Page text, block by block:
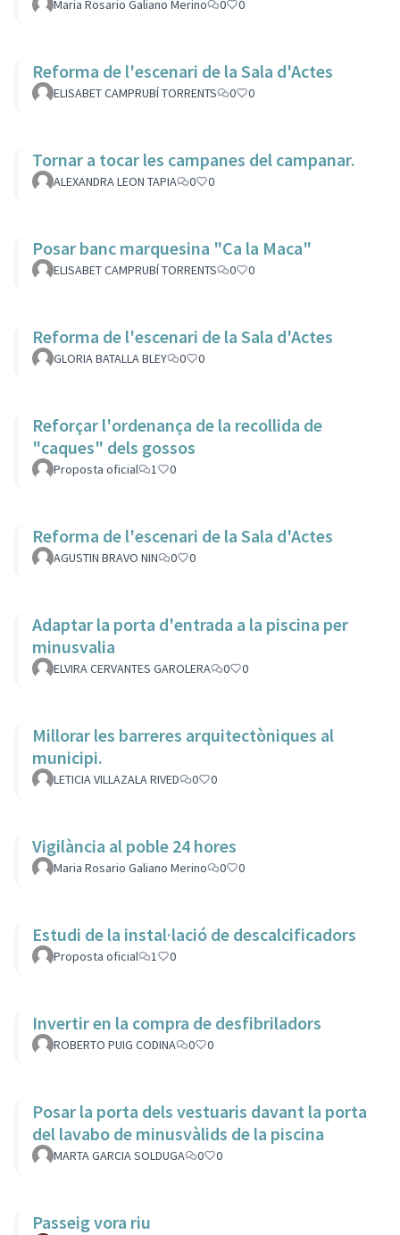
Maria Rosario Galiano Merino 0 0
Reforma de l'escenari de la Sala d'Actes
ELISABET CAMPRUBÍ TORRENTS 0 0
Tornar a tocar les campanes del campanar.
ALEXANDRA LEON TAPIA 0 0
Posar banc marquesina "Ca la Maca"
ELISABET CAMPRUBÍ TORRENTS 0 0
Reforma de l'escenari de la Sala d'Actes
GLORIA BATALLA BLEY 0 0
Reforçar l'ordenança de la recollida de
"caques" dels gossos
Proposta oficial 1 0
Reforma de l'escenari de la Sala d'Actes
AGUSTIN BRAVO NIN 0 0
Adaptar la porta d'entrada a la piscina per
minusvalia
ELVIRA CERVANTES GAROLERA 0 0
Millorar les barreres arquitectòniques al
municipi.
LETICIA VILLAZALA RIVED 0 0
Vigilància al poble 24 hores
Maria Rosario Galiano Merino 0 0
Estudi de la instal·lació de descalcificadors
Proposta oficial 1 0
Invertir en la compra de desfibriladors
ROBERTO PUIG CODINA 0 0
Posar la porta dels vestuaris davant la porta
del lavabo de minusvàlids de la piscina
MARTA GARCIA SOLDUGA 0 0
Passeig vora riu